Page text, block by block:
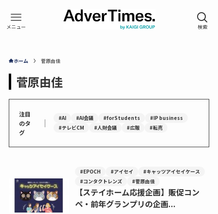
ホーム 菅原由佳
菅原由佳
注目
のタ
グ
｜ #AI #AI会議 #forStudents
#IP business
#テレビCM
#人財会議 #広報 #転売
#EPOCH #アイセイ
#キャッツアイセイケース
#コンタクトレンズ
#菅原由佳
【ステイホーム応援企画】販促コン
ペ・前年グランプリの企画...